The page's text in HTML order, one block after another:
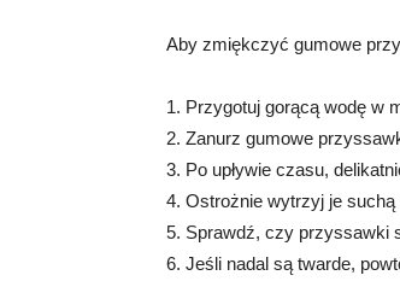
Aby zmiękczyć gumowe
1. Przygotuj gorącą wodę w
2. Zanurz gumowe
3. Po upływie czasu,
4. Ostrożnie wytrzyj je
5. Sprawdź, czy przyssawki
6. Jeśli nadal są twarde,